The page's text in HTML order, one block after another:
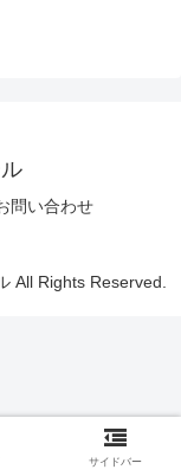
問い合わせ
All Rights Reserved.
サイドバー